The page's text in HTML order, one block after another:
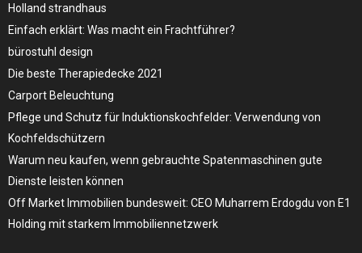
Holland strandhaus
Einfach erklärt: Was macht ein Frachtführer?
bürostuhl design
Die beste Therapiedecke 2021
Carport Beleuchtung
Pflege und Schutz für Induktionskochfelder: Verwendung von
Kochfeldschützern
Warum neu kaufen, wenn gebrauchte Spatenmaschinen gute
Dienste leisten können
Off Market Immobilien bundesweit: CEO Muharrem Erdogdu von E1
Holding mit starkem Immobiliennetzwerk